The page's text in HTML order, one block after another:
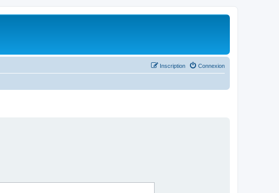
Connexion
Inscription